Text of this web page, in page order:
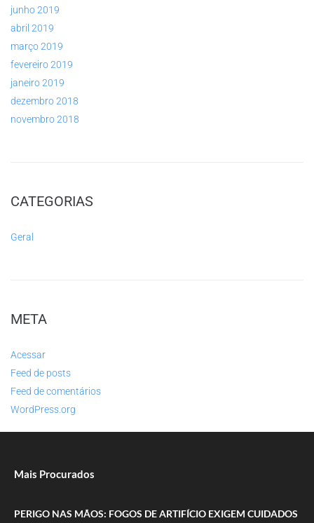
junho 2019
abril 2019
março 2019
fevereiro 2019
janeiro 2019
dezembro 2018
novembro 2018
CATEGORIAS
Geral
META
Acessar
Feed de posts
Feed de comentários
WordPress.org
Mais Procurados
PERIGO NAS MÃOS: FOGOS DE ARTIFÍCIO EXIGEM CUIDADOS